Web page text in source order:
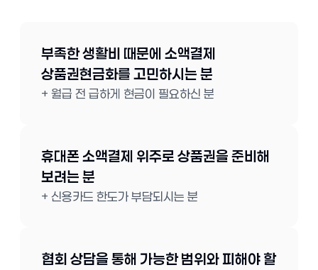
부족한 생활비 때문에 소액결제
상품권현금화를 고민하시는 분
+ 월급 전 급하게 현금이 필요하신 분
휴대폰 소액결제 위주로 상품권을 준비해
보려는 분
+ 신용카드 한도가 부담되시는 분
협회 상담을 통해 가능한 범위와 피해야 할